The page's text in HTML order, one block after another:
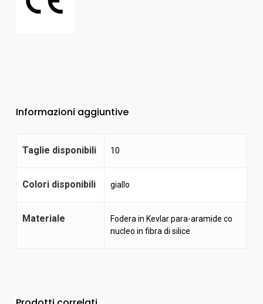
Informazioni aggiuntive
Taglie disponibili 10
Colori disponibili giallo
Materiale
Fodera in Kevlar para-aramide co
nucleo in fibra di silice